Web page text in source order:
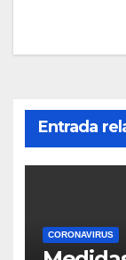
Entrada
CORONAVIRUS